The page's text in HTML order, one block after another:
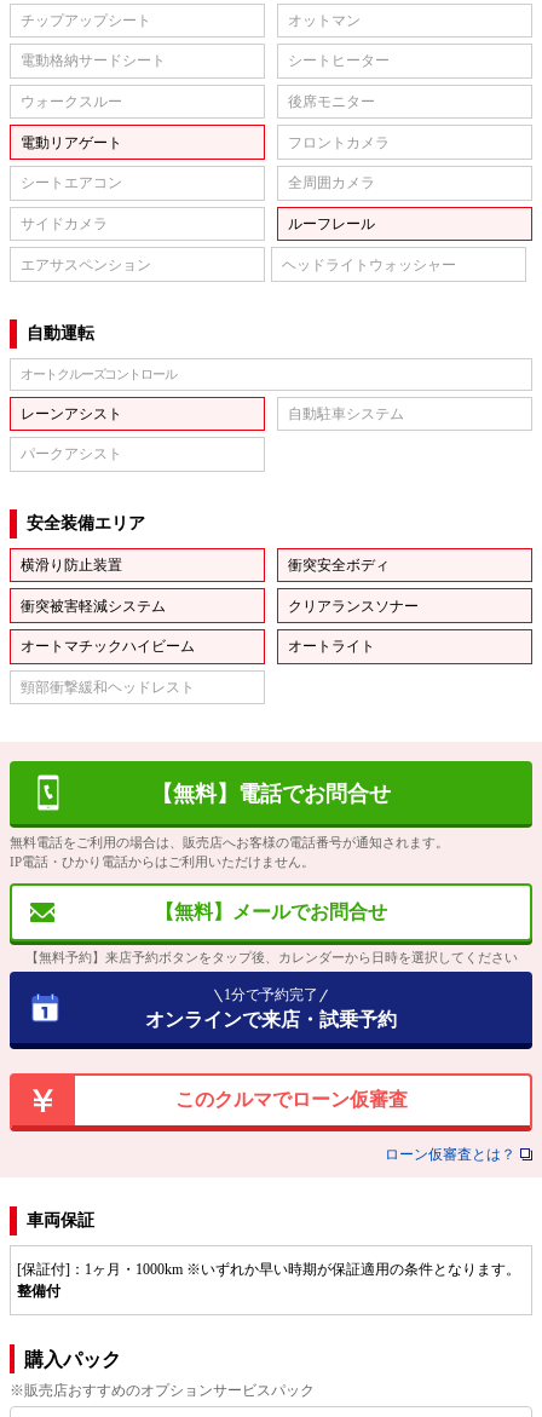
チップアップシート オットマン
電動格納サードシート シートヒーター
ウォークスルー 後席モニター
電動リアゲート フロントカメラ
シートエアコン 全周囲カメラ
サイドカメラ ルーフレール
エアサスペンション ヘッドライトウォッシャー
自動運転
オートクルーズコントロール
レーンアシスト 自動駐車システム
パークアシスト
安全装備エリア
横滑り防止装置 衝突安全ボディ
衝突被害軽減システム クリアランスソナー
オートマチックハイビーム オートライト
頸部衝撃緩和ヘッドレスト
【無料】電話でお問合せ
無料電話をご利用の場合は、販売店へお客様の電話番号が通知されます。
IP電話・ひかり電話からはご利用いただけません。
【無料】メールでお問合せ
【無料予約】来店予約ボタンをタップ後、カレンダーから日時を選択してください
1分で予約完了
オンラインで来店・試乗予約
このクルマでローン仮審査
ローン仮審査とは？
車両保証
[保証付]：1ヶ月・1000km ※いずれか早い時期が保証適用の条件となります。
整備付
購入パック
※販売店おすすめのオプションサービスパック